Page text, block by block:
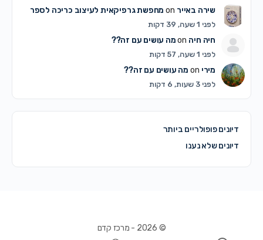
שירה באיירon מחפשת גרפיקאית לעיצוב כריכה לספר
לפני 1 שעה, 39 דקות
חיה חיהon מה עושים עם זה??
לפני 1 שעה, 57 דקות
מיריon מה עושים עם זה??
לפני 3 שעות, 6 דקות
דיונים פופולריים ביותר
דיונים שלא נענו
© 2026 - מרכז קדם